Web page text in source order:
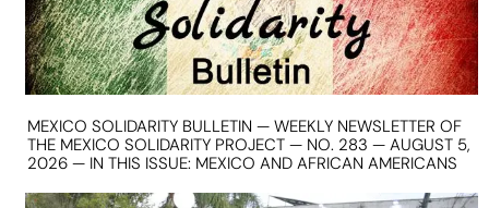
MEXICO SOLIDARITY BULLETIN — WEEKLY NEWSLETTER OF
THE MEXICO SOLIDARITY PROJECT — NO. 283 — AUGUST 5,
2026 — IN THIS ISSUE: MEXICO AND AFRICAN AMERICANS